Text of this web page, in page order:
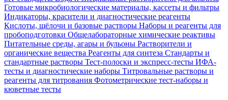
Готовые микробиологические материалы, кассеты и фильтры
Индикаторы, красители и диагностические реагенты
Кислоты, щёлочи и базовые растворы Наборы и реагенты для
пробоподготовки Общелабораторные химические реактивы
Питательные среды, агары и бульоны Растворители и
органические вещества Реагенты для синтеза Стандарты и
стандартные растворы Тест-полоски и экспресс-тесты ИФА-
тесты и диагностические наборы Титровальные растворы и
реагенты для титрования Фотометрические тест-наборы и
кюветные тесты